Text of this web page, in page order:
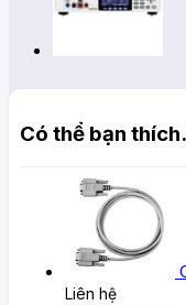
Có thể bạn
Liên hệ